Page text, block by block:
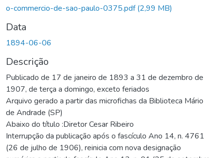
o-commercio-de-sao-paulo-0375.pdf(2,99 MB)
Data
1894-06-06
Descrição
Publicado de 17 de janeiro de 1893 a 31 de dezembro de
1907, de terça a domingo, exceto feriados
Arquivo gerado a partir das microfichas da Biblioteca Mário
de Andrade (SP)
Abaixo do título :Diretor Cesar Ribeiro
Interrupção da publicação após o fascículo Ano 14, n. 4761
(26 de julho de 1906), reinicia com nova designação